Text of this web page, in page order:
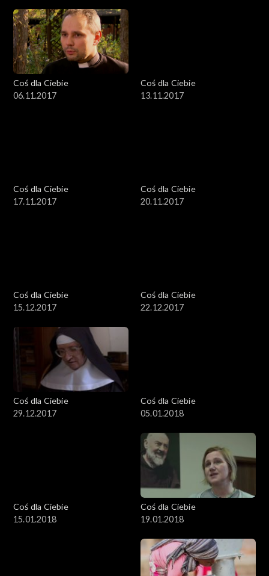
Coś dla Ciebie
06.11.2017
Coś dla Ciebie
13.11.2017
Coś dla Ciebie
17.11.2017
Coś dla Ciebie
20.11.2017
Coś dla Ciebie
15.12.2017
Coś dla Ciebie
22.12.2017
Coś dla Ciebie
29.12.2017
Coś dla Ciebie
05.01.2018
Coś dla Ciebie
15.01.2018
Coś dla Ciebie
19.01.2018